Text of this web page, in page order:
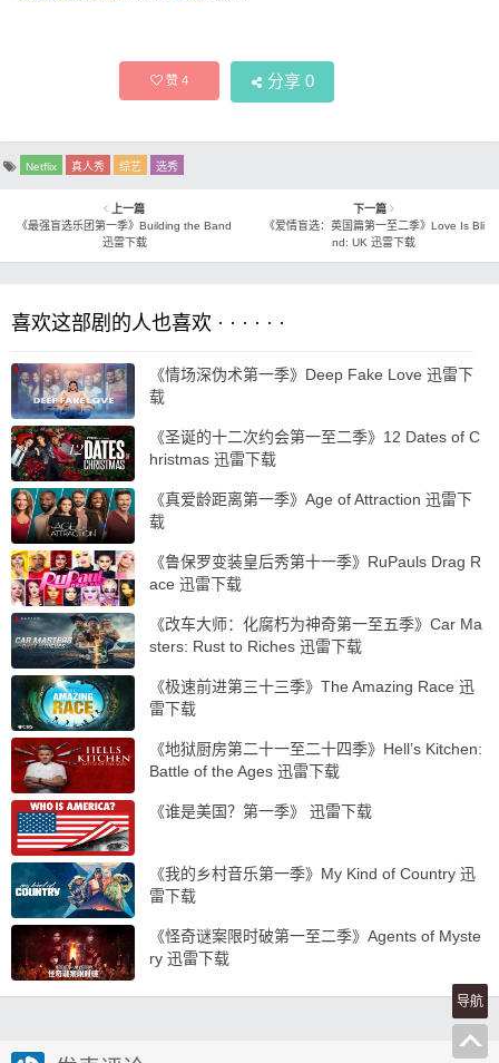
赞4 分享 0
Netflix 真人秀 综艺 选秀
上一篇
《最强盲选乐团第一季》Building the Band
迅雷下载
下一篇
《爱情盲选：英国篇第一至二季》Love Is Bli
nd: UK 迅雷下载
喜欢这部剧的人也喜欢 · · · · · ·
《情场深伪术第一季》Deep Fake Love 迅雷下
载
《圣诞的十二次约会第一至二季》12 Dates of C
hristmas 迅雷下载
《真爱龄距离第一季》Age of Attraction 迅雷下
载
《鲁保罗变装皇后秀第十一季》RuPauls Drag R
ace 迅雷下载
《改车大师：化腐朽为神奇第一至五季》Car Ma
sters: Rust to Riches 迅雷下载
《极速前进第三十三季》The Amazing Race 迅
雷下载
《地狱厨房第二十一至二十四季》Hell’s Kitchen:
Battle of the Ages 迅雷下载
《谁是美国？第一季》 迅雷下载
《我的乡村音乐第一季》My Kind of Country 迅
雷下载
《怪奇谜案限时破第一至二季》Agents of Myste
ry 迅雷下载
导航